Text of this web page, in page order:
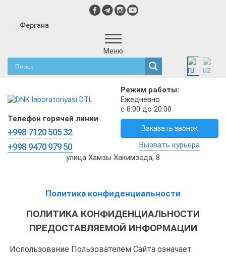
Фергана
Меню
Режим работы:
Ежедневно
с 8:00 до 20:00
Телефон горячей линии
+998 7120 505 32
+998 9470 979 50
Заказать звонок
Вызвать курьера
улица Хамзы Хакимзода, 8
Политика конфиденциальности
ПОЛИТИКА КОНФИДЕНЦИАЛЬНОСТИ
ПРЕДОСТАВЛЯЕМОЙ ИНФОРМАЦИИ
Использование Пользователем Сайта означает